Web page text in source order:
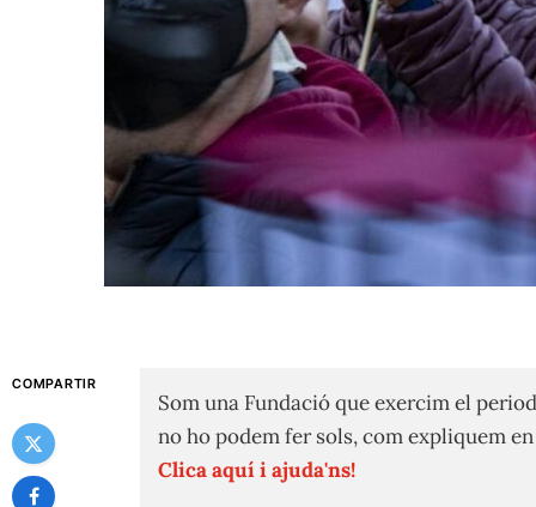
COMPARTIR
Som una Fundació que exercim el
no ho podem fer sols, com expliquem
Clica aquí i ajuda'ns!